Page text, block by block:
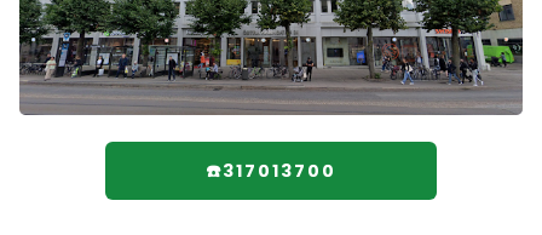
☎️317013700